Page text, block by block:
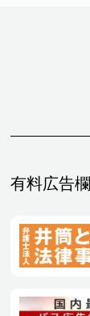
有料広告欄